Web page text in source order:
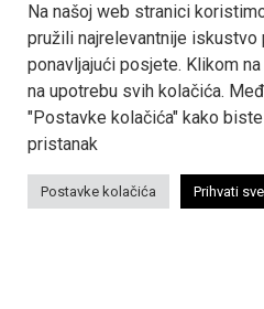
BIM
KONTAKT INFORMACIJE
Termoinženjering-
Hvarska 1C, 10000 Zagreb,
tering@tering.hr
Na našoj web stranici
pružili najrelevantnije
ponavljajući posjete. Klikom
na upotrebu svih kolačića.
"Postavke kolačića" kako
pristanak
Postavke kolačića Prihvati sve